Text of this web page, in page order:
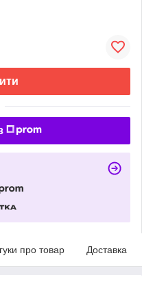
про товар Доставка